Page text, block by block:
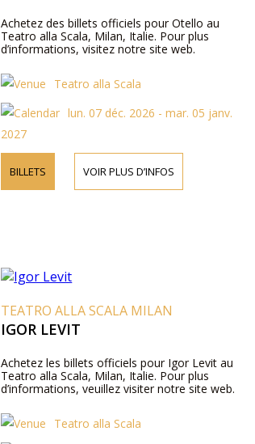
Achetez des billets officiels pour Otello au
Teatro alla Scala, Milan, Italie. Pour plus
d’informations, visitez notre site web.
Teatro alla Scala
lun. 07 déc. 2026 - mar. 05 janv.
2027
BILLETS VOIR PLUS D’INFOS
TEATRO ALLA SCALA MILAN
IGOR LEVIT
Achetez les billets officiels pour Igor Levit au
Teatro alla Scala, Milan, Italie. Pour plus
d’informations, veuillez visiter notre site web.
Teatro alla Scala